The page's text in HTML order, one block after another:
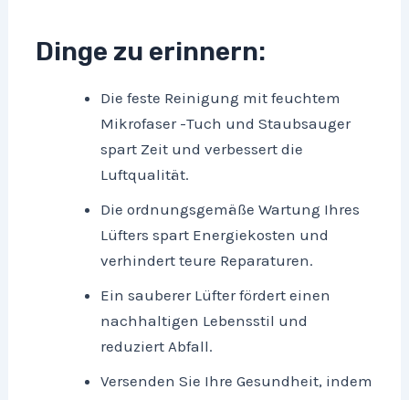
Dinge zu erinnern:
Die feste Reinigung mit feuchtem
Mikrofaser -Tuch und Staubsauger
spart Zeit und verbessert die
Luftqualität.
Die ordnungsgemäße Wartung Ihres
Lüfters spart Energiekosten und
verhindert teure Reparaturen.
Ein sauberer Lüfter fördert einen
nachhaltigen Lebensstil und
reduziert Abfall.
Versenden Sie Ihre Gesundheit, indem